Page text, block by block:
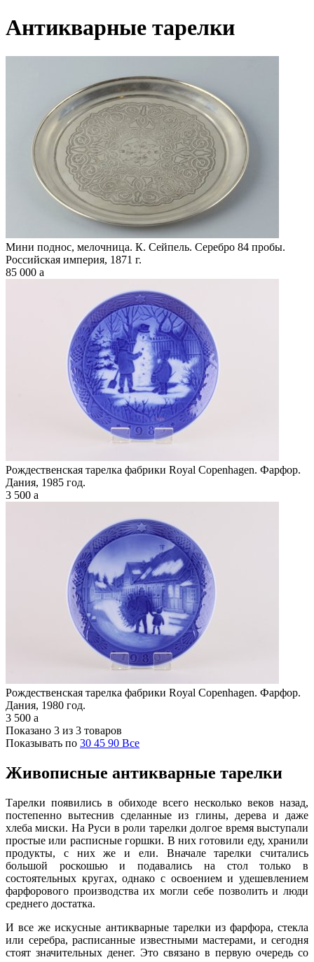
Антикварные тарелки
Мини поднос, мелочница. К. Сейпель. Серебро 84 пробы.
Российская империя, 1871 г.
85 000 a
Рождественская тарелка фабрики Royal Copenhagen. Фарфор.
Дания, 1985 год.
3 500 a
Рождественская тарелка фабрики Royal Copenhagen. Фарфор.
Дания, 1980 год.
3 500 a
Показано 3 из 3 товаров
Показывать по 30 45 90 Все
Живописные антикварные тарелки
Тарелки появились в обиходе всего несколько веков назад,
постепенно вытеснив сделанные из глины, дерева и даже
хлеба миски. На Руси в роли тарелки долгое время выступали
простые или расписные горшки. В них готовили еду, хранили
продукты, с них же и ели. Вначале тарелки считались
большой роскошью и подавались на стол только в
состоятельных кругах, однако с освоением и удешевлением
фарфорового производства их могли себе позволить и люди
среднего достатка.
И все же искусные антикварные тарелки из фарфора, стекла
или серебра, расписанные известными мастерами, и сегодня
стоят значительных денег. Это связано в первую очередь со